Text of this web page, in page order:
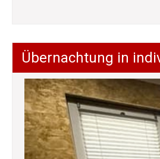
Übernachtung in